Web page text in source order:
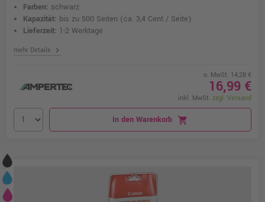
Farben: schwarz
Kapazität: bis zu 500 Seiten (ca. 3,4 Cent / Seite)
Lieferzeit: 1-2 Werktage
mehr Details chevron_right
o. MwSt. 14,28 €
16,99 €
inkl. MwSt. zzgl. Versand
In den Warenkorb shopping_cart